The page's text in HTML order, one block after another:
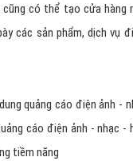
cũng có thể tạo cửa hàng
các sản phẩm, dịch vụ
quảng cáo điện ảnh -
cáo điện ảnh - nhạc
tiềm năng